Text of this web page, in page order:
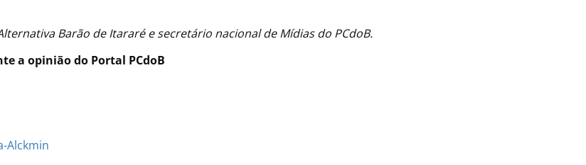
Barão de Itararé e secretário nacional de Mídias do PCdoB.
a opinião do Portal PCdoB
Alckmin